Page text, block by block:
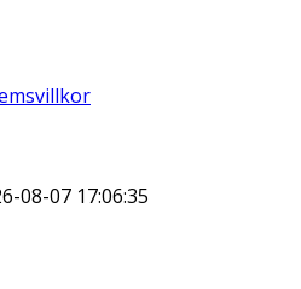
08-07 17:06:35